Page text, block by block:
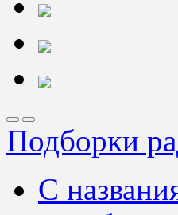
Подборки
С